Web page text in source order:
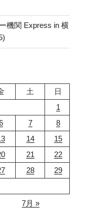
機関 Express in 横
土
日
1
7
8
14
15
21
22
28
29
7月 »